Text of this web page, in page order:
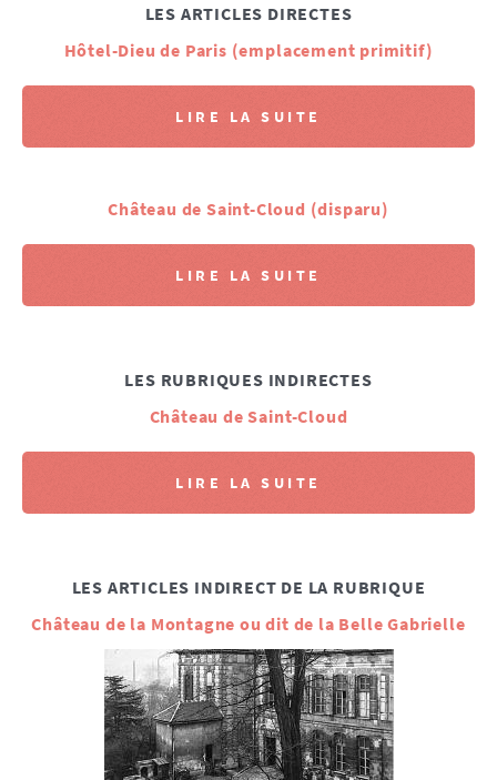
LES ARTICLES DIRECTES
Hôtel-Dieu de Paris (emplacement primitif)
LIRE LA SUITE
Château de Saint-Cloud (disparu)
LIRE LA SUITE
LES RUBRIQUES INDIRECTES
Château de Saint-Cloud
LIRE LA SUITE
LES ARTICLES INDIRECT DE LA RUBRIQUE
Château de la Montagne ou dit de la Belle Gabrielle